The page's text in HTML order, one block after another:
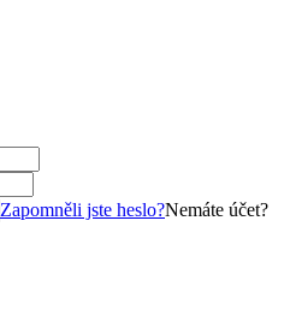
Zapomněli jste heslo?Nemáte účet?